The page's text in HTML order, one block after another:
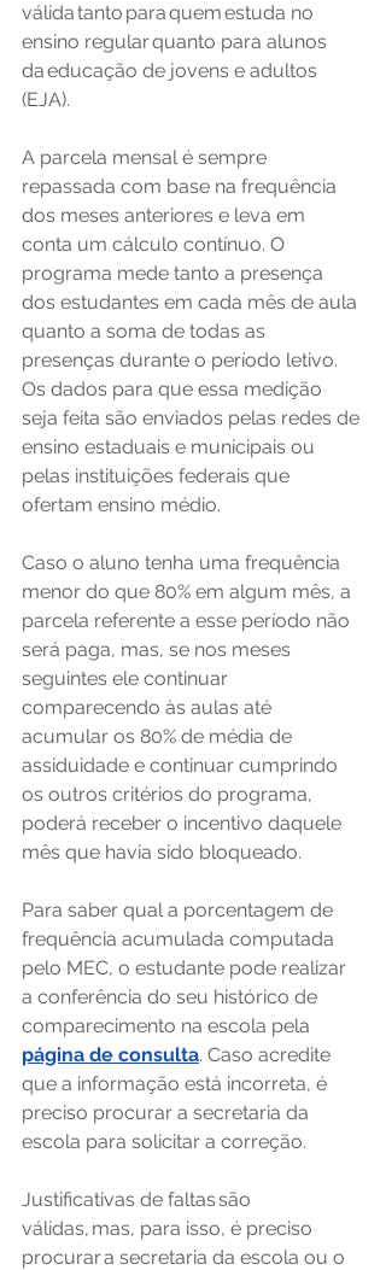
válida tanto para quem estuda no
ensino regular quanto para alunos
da educação de jovens e adultos
(EJA).
A parcela mensal é sempre
repassada com base na frequência
dos meses anteriores e leva em
conta um cálculo contínuo. O
programa mede tanto a presença
dos estudantes em cada mês de aula
quanto a soma de todas as
presenças durante o período letivo.
Os dados para que essa medição
seja feita são enviados pelas redes de
ensino estaduais e municipais ou
pelas instituições federais que
ofertam ensino médio.
Caso o aluno tenha uma frequência
menor do que 80% em algum mês, a
parcela referente a esse período não
será paga, mas, se nos meses
seguintes ele continuar
comparecendo às aulas até
acumular os 80% de média de
assiduidade e continuar cumprindo
os outros critérios do programa,
poderá receber o incentivo daquele
mês que havia sido bloqueado.
Para saber qual a porcentagem de
frequência acumulada computada
pelo MEC, o estudante pode realizar
a conferência do seu histórico de
comparecimento na escola pela
página de consulta. Caso acredite
que a informação está incorreta, é
preciso procurar a secretaria da
escola para solicitar a correção.
Justificativas de faltas são
válidas, mas, para isso, é preciso
procurar a secretaria da escola ou o